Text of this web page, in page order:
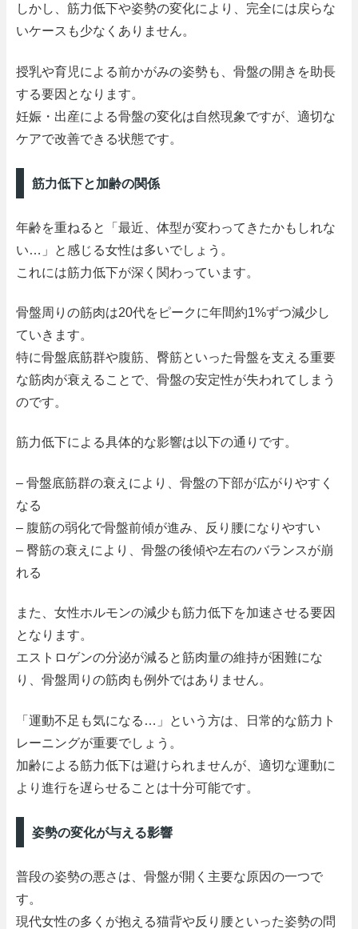
しかし、筋力低下や姿勢の変化により、完全には戻らな
いケースも少なくありません。
授乳や育児による前かがみの姿勢も、骨盤の開きを助長
する要因となります。
妊娠・出産による骨盤の変化は自然現象ですが、適切な
ケアで改善できる状態です。
筋力低下と加齢の関係
年齢を重ねると「最近、体型が変わってきたかもしれな
い…」と感じる女性は多いでしょう。
これには筋力低下が深く関わっています。
骨盤周りの筋肉は20代をピークに年間約1%ずつ減少し
ていきます。
特に骨盤底筋群や腹筋、臀筋といった骨盤を支える重要
な筋肉が衰えることで、骨盤の安定性が失われてしまう
のです。
筋力低下による具体的な影響は以下の通りです。
– 骨盤底筋群の衰えにより、骨盤の下部が広がりやすく
なる
– 腹筋の弱化で骨盤前傾が進み、反り腰になりやすい
– 臀筋の衰えにより、骨盤の後傾や左右のバランスが崩
れる
また、女性ホルモンの減少も筋力低下を加速させる要因
となります。
エストロゲンの分泌が減ると筋肉量の維持が困難にな
り、骨盤周りの筋肉も例外ではありません。
「運動不足も気になる…」という方は、日常的な筋力ト
レーニングが重要でしょう。
加齢による筋力低下は避けられませんが、適切な運動に
より進行を遅らせることは十分可能です。
姿勢の変化が与える影響
普段の姿勢の悪さは、骨盤が開く主要な原因の一つで
す。
現代女性の多くが抱える猫背や反り腰といった姿勢の問